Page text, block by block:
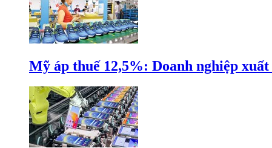
Mỹ áp thuế 12,5%: Doanh nghiệp